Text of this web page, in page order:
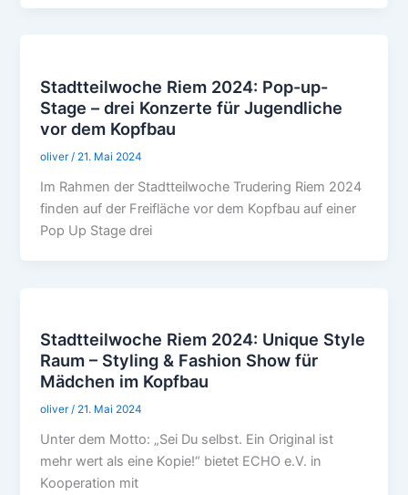
Stadtteilwoche Riem 2024: Pop-up-
Stage – drei Konzerte für Jugendliche
vor dem Kopfbau
oliver / 21. Mai 2024
Im Rahmen der Stadtteilwoche Trudering Riem 2024
finden auf der Freifläche vor dem Kopfbau auf einer
Pop Up Stage drei
Stadtteilwoche Riem 2024: Unique Style
Raum – Styling & Fashion Show für
Mädchen im Kopfbau
oliver/ 21. Mai 2024
Unter dem Motto: „Sei Du selbst. Ein Original ist
mehr wert als eine Kopie!“ bietet ECHO e.V. in
Kooperation mit